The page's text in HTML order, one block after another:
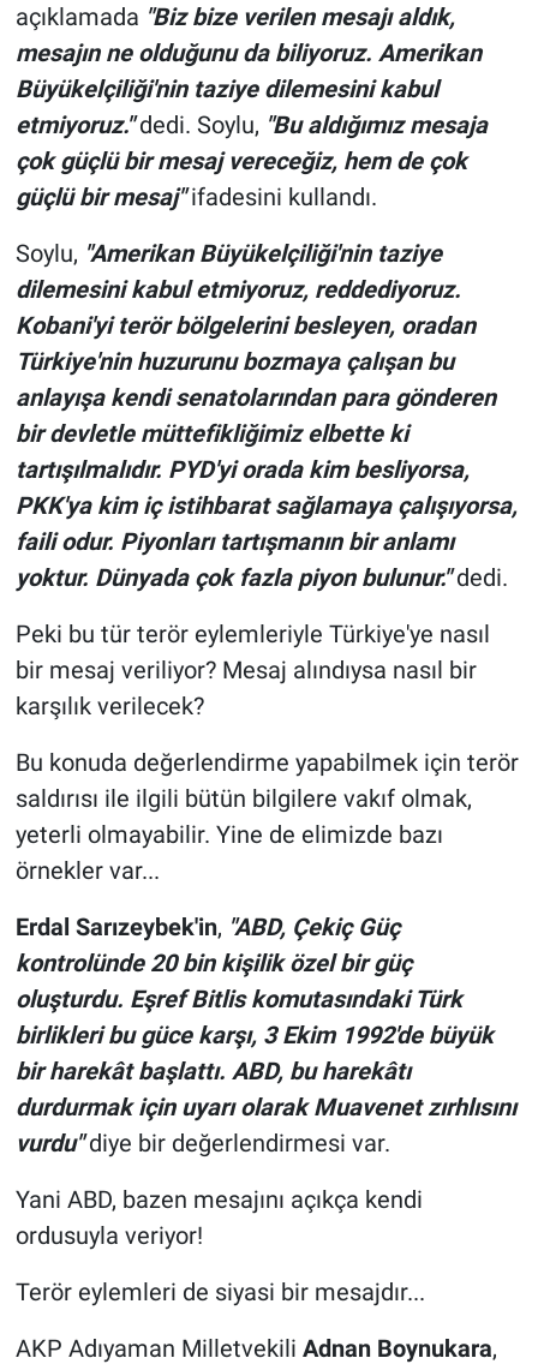
açıklamada "Biz bize verilen mesajı aldık,
mesajın ne olduğunu da biliyoruz. Amerikan
Büyükelçiliği'nin taziye dilemesini kabul
etmiyoruz."dedi. Soylu, "Bu aldığımız mesaja
çok güçlü bir mesaj vereceğiz, hem de çok
güçlü bir mesaj"ifadesini kullandı.
Soylu, "Amerikan Büyükelçiliği'nin taziye
dilemesini kabul etmiyoruz, reddediyoruz.
Kobani'yi terör bölgelerini besleyen, oradan
Türkiye'nin huzurunu bozmaya çalışan bu
anlayışa kendi senatolarından para gönderen
bir devletle müttefikliğimiz elbette ki
tartışılmalıdır. PYD'yi orada kim besliyorsa,
PKK'ya kim iç istihbarat sağlamaya çalışıyorsa,
faili odur. Piyonları tartışmanın bir anlamı
yoktur. Dünyada çok fazla piyon bulunur."dedi.
Peki bu tür terör eylemleriyle Türkiye'ye nasıl
bir mesaj veriliyor? Mesaj alındıysa nasıl bir
karşılık verilecek?
Bu konuda değerlendirme yapabilmek için terör
saldırısı ile ilgili bütün bilgilere vakıf olmak,
yeterli olmayabilir. Yine de elimizde bazı
örnekler var...
Erdal Sarızeybek'in, "ABD, Çekiç Güç
kontrolünde 20 bin kişilik özel bir güç
oluşturdu. Eşref Bitlis komutasındaki Türk
birlikleri bu güce karşı, 3 Ekim 1992'de büyük
bir harekât başlattı. ABD, bu harekâtı
durdurmak için uyarı olarak Muavenet zırhlısını
vurdu"diye bir değerlendirmesi var.
Yani ABD, bazen mesajını açıkça kendi
ordusuyla veriyor!
Terör eylemleri de siyasi bir mesajdır...
AKP Adıyaman Milletvekili Adnan Boynukara,